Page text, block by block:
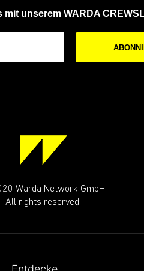
WITH US!
mit unserem WARDA